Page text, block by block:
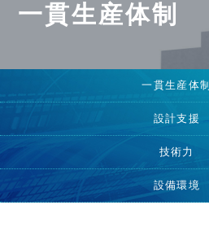
一貫生産体制
一貫生産体制
設計支援
技術力
設備環境